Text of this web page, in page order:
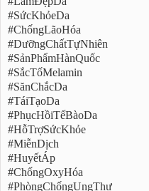
#SứcKhỏeDa
#ChốngLãoHóa
#DưỡngChấtTựNhiên
#SảnPhẩmHànQuốc
#SắcTốMelamin
#SănChắcDa
#TáiTạoDa
#PhụcHồiTếBàoDa
#HỗTrợSứcKhỏe
#MiễnDịch
#HuyếtÁp
#ChốngOxyHóa
#PhòngChốngUngThư